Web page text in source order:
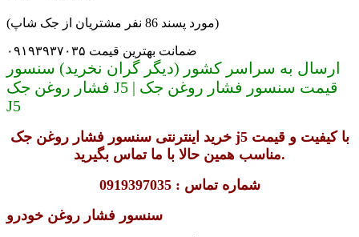
(مورد پسند 86 نفر مشتریان از جک شاپ)
ضمانت بهترین قیمت ۰۹۱۹۳۹۳۷۰۳۵
ارسال به سراسر کشور (دیگر گران نخرید) سنسور
فشار روغن جک J5 | قیمت سنسور فشار روغن جک
J5
خرید اینترنتی سنسور فشار روغن جک j5 با کیفیت و قیمت
مناسب همین حالا با ما تماس بگیرید.
شماره تماس : 0919397035
سنسور فشار روغن خودرو